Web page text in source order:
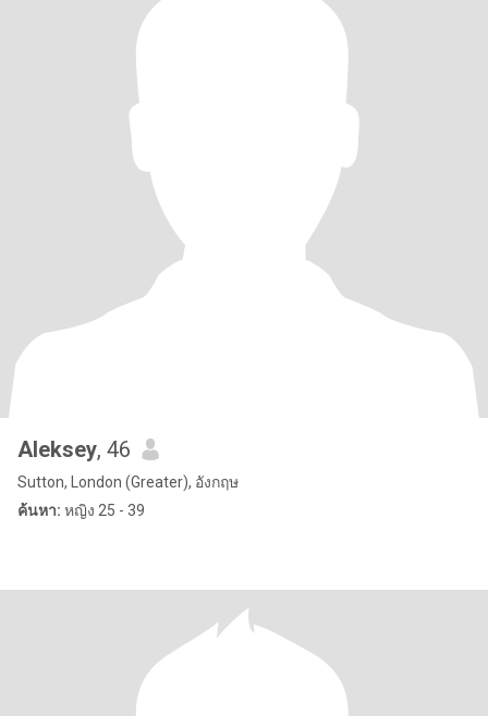
Aleksey, 46
Sutton, London (Greater), อังกฤษ
ค้นหา: หญิง 25 - 39